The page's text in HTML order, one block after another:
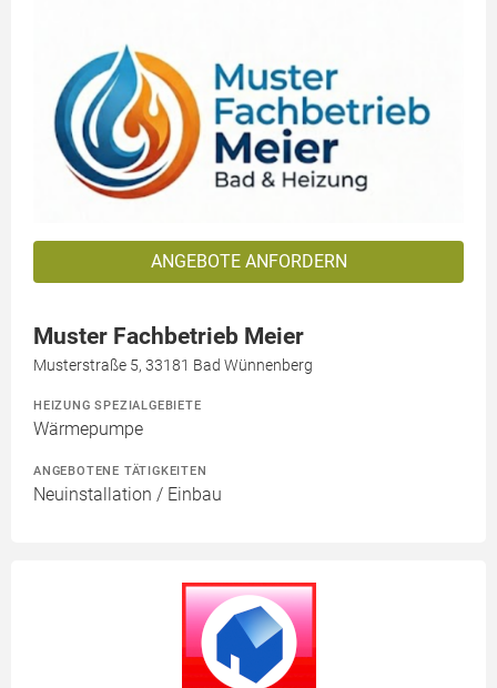
ANGEBOTE ANFORDERN
Muster Fachbetrieb Meier
Musterstraße 5, 33181 Bad Wünnenberg
HEIZUNG SPEZIALGEBIETE
Wärmepumpe
ANGEBOTENE TÄTIGKEITEN
Neuinstallation / Einbau